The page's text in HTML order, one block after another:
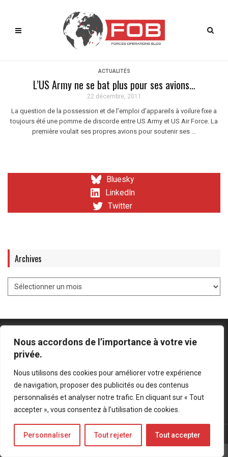
Nous accordons de l’importance à votre vie
privée.
Nous utilisons des cookies pour améliorer votre expérience
de navigation, proposer des publicités ou des contenus
personnalisés et analyser notre trafic. En cliquant sur « Tout
accepter », vous consentez à l’utilisation de cookies.
Personnaliser Tout rejeter Tout accepter
ACTUALITÉS
L’US Army ne se bat plus pour ses avions…
22 décembre, 2011
La question de la possession et de l’emploi d’appareils à voilure fixe a
toujours été une pomme de discorde entre US Army et US Air Force. La
première voulait ses propres avions pour soutenir ses ...
Bluesky
LinkedIn
Twitter
Archives
Bluesky
LinkedIn
Twitter
© Forces Operations Blog - 2022